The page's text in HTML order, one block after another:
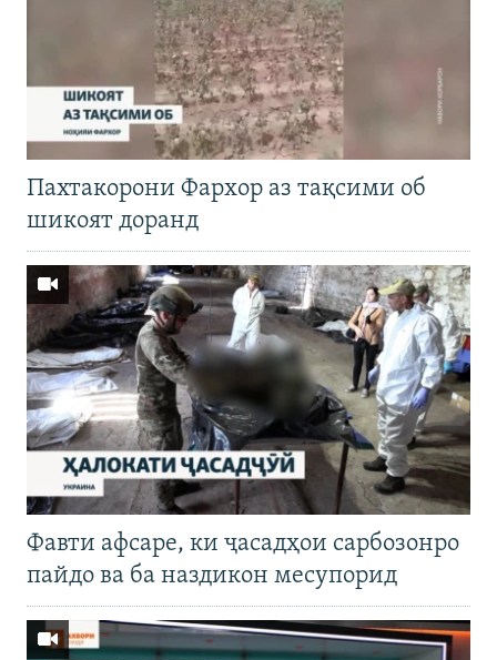
Пахтакорони Фархор аз тақсими об
шикоят доранд
Фавти афсаре, ки ҷасадҳои сарбозонро
пайдо ва ба наздикон месупорид